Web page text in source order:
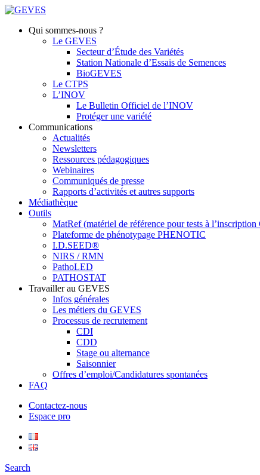
Qui sommes-nous ?
Le GEVES
Secteur d’Étude des Variétés
Station Nationale d’Essais de Semences
BioGEVES
Le CTPS
L’INOV
Le Bulletin Officiel de l’INOV
Protéger une variété
Communications
Actualités
Newsletters
Ressources pédagogiques
Webinaires
Communiqués de presse
Rapports d’activités et autres supports
Médiathèque
Outils
MatRef (matériel de référence pour tests à l’inscription
Plateforme de phénotypage PHENOTIC
I.D.SEED®
NIRS / RMN
PathoLED
PATHOSTAT
Travailler au GEVES
Infos générales
Les métiers du GEVES
Processus de recrutement
CDI
CDD
Stage ou alternance
Saisonnier
Offres d’emploi/Candidatures spontanées
FAQ
Contactez-nous
Espace pro
Search